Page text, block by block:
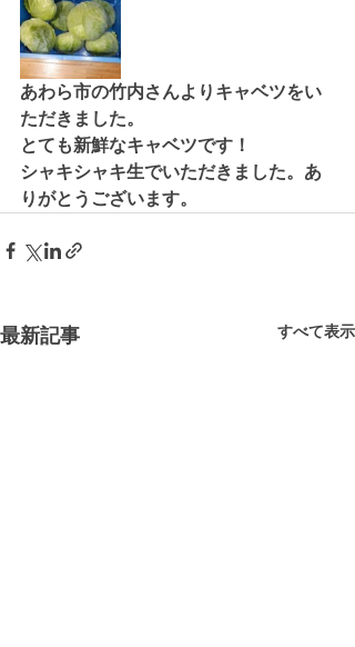
あわら市の竹内さんよりキャベツをい
ただきました。
とても新鮮なキャベツです！
シャキシャキ生でいただきました。あ
りがとうございます。
最新記事 すべて表示